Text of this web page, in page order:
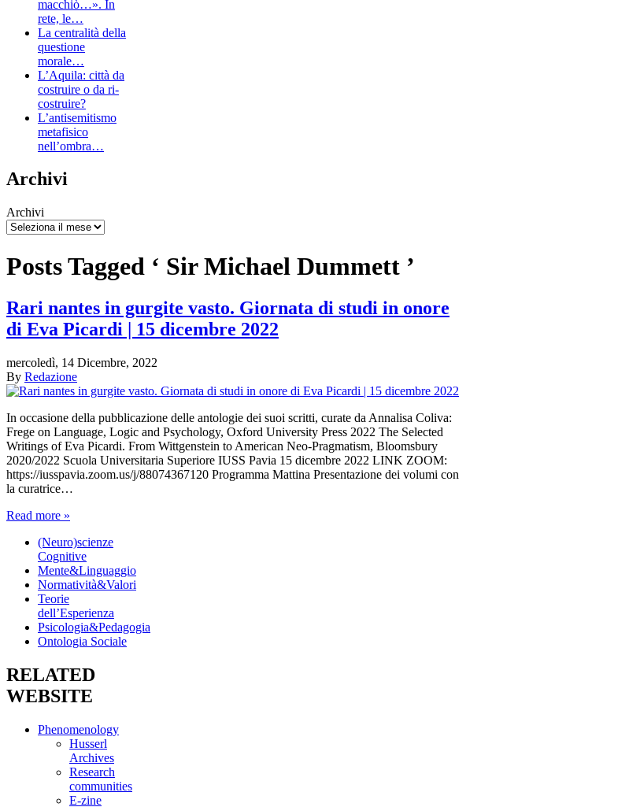
macchiò…». In
rete, le…
La centralità della
questione
morale…
L’Aquila: città da
costruire o da ri-
costruire?
L’antisemitismo
metafisico
nell’ombra…
Archivi
Archivi
Posts Tagged ‘ Sir Michael Dummett ’
Rari nantes in gurgite vasto. Giornata di studi in onore
di Eva Picardi | 15 dicembre 2022
mercoledì, 14 Dicembre, 2022
By Redazione
In occasione della pubblicazione delle antologie dei suoi scritti, curate da Annalisa Coliva:
Frege on Language, Logic and Psychology, Oxford University Press 2022 The Selected
Writings of Eva Picardi. From Wittgenstein to American Neo-Pragmatism, Bloomsbury
2020/2022 Scuola Universitaria Superiore IUSS Pavia 15 dicembre 2022 LINK ZOOM:
https://iusspavia.zoom.us/j/88074367120 Programma Mattina Presentazione dei volumi con
la curatrice…
Read more »
(Neuro)scienze
Cognitive
Mente&Linguaggio
Normatività&Valori
Teorie
dell’Esperienza
Psicologia&Pedagogia
Ontologia Sociale
RELATED
WEBSITE
Phenomenology
Husserl
Archives
Research
communities
E-zine